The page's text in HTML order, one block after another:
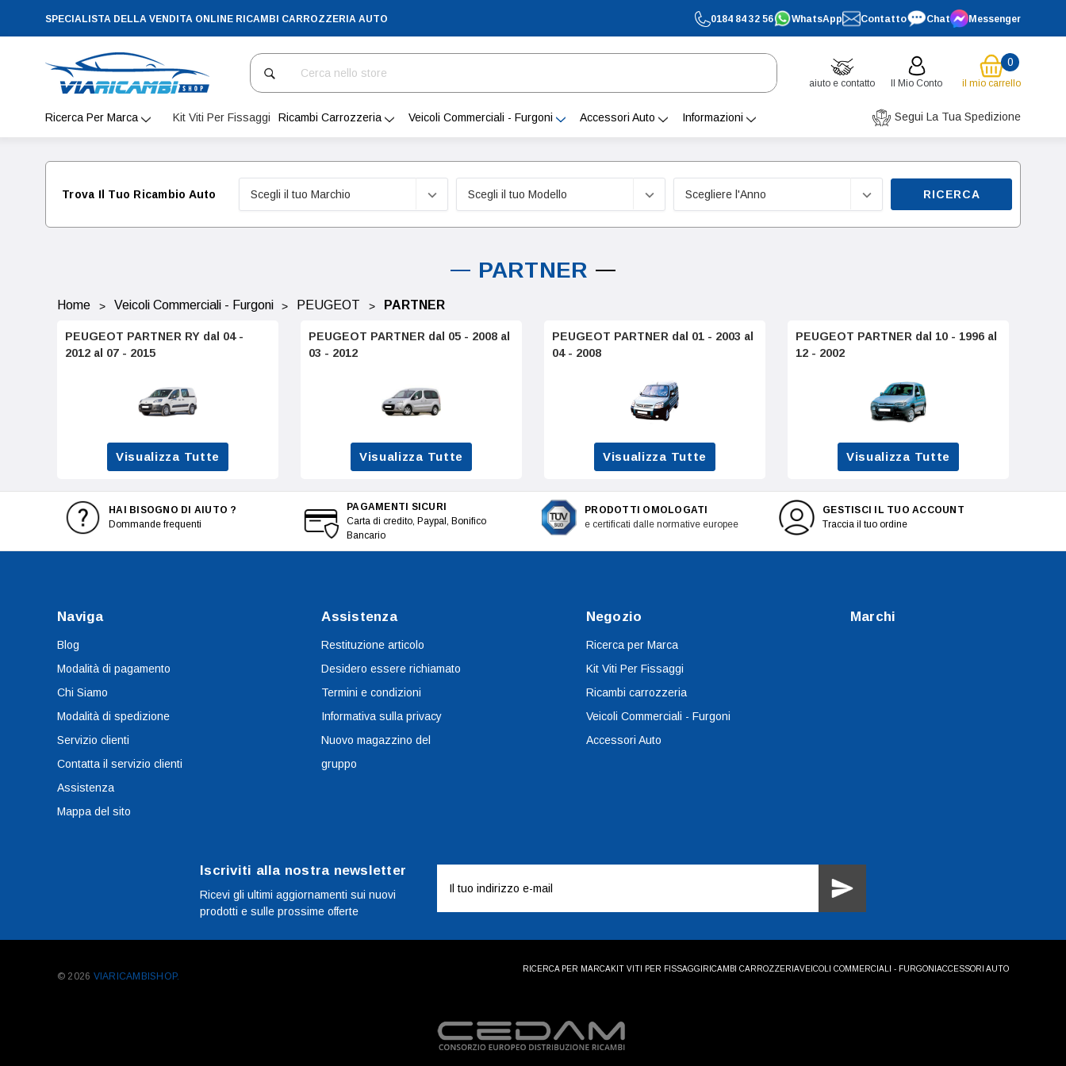
SPECIALISTA DELLA VENDITA ONLINE RICAMBI CARROZZERIA AUTO 0184 84 32 56 WhatsApp Contatto Chat Messenger
Cerca
aiuto e contatto Il Mio Conto
0
il mio carrello
Ricerca Per Marca Kit Viti Per Fissaggi Ricambi Carrozzeria Veicoli Commerciali - Furgoni Accessori Auto Informazioni Segui La Tua Spedizione
Trova Il Tuo Ricambio Auto RICERCA
PARTNER
Home Veicoli Commerciali - Furgoni PEUGEOT PARTNER
PEUGEOT PARTNER RY dal 04 -
2012 al 07 - 2015
Visualizza Tutte
PEUGEOT PARTNER dal 05 - 2008 al
03 - 2012
Visualizza Tutte
PEUGEOT PARTNER dal 01 - 2003 al
04 - 2008
Visualizza Tutte
PEUGEOT PARTNER dal 10 - 1996 al
12 - 2002
Visualizza Tutte
HAI BISOGNO DI AIUTO ?
Dommande frequenti
PAGAMENTI SICURI
Carta di credito, Paypal, Bonifico
Bancario
PRODOTTI OMOLOGATI
e certificati dalle normative europee
GESTISCI IL TUO ACCOUNT
Traccia il tuo ordine
Naviga
Blog
Modalità di pagamento
Chi Siamo
Modalità di spedizione
Servizio clienti
Contatta il servizio clienti
Assistenza
Mappa del sito
Assistenza
Restituzione articolo
Desidero essere richiamato
Termini e condizioni
Informativa sulla privacy
Nuovo magazzino del
gruppo
Negozio
Ricerca per Marca
Kit Viti Per Fissaggi
Ricambi carrozzeria
Veicoli Commerciali - Furgoni
Accessori Auto
Marchi
Iscriviti alla nostra newsletter
Ricevi gli ultimi aggiornamenti sui nuovi
prodotti e sulle prossime offerte
mail
© 2026 VIARICAMBISHOP.
RICERCA PER MARCAKIT VITI PER FISSAGGI RICAMBI CARROZZERIAVEICOLI COMMERCIALI - FURGONI ACCESSORI AUTO